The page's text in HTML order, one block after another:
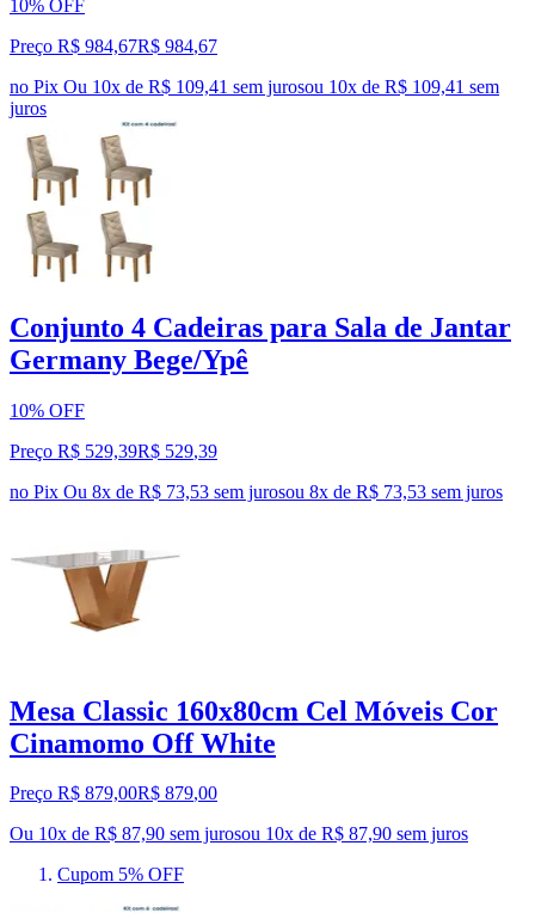
10% OFF
Preço R$ 984,67R$ 984,67
no Pix Ou 10x de R$ 109,41 sem jurosou 10x de R$ 109,41 sem
juros
Conjunto 4 Cadeiras para Sala de Jantar
Germany Bege/Ypê
10% OFF
Preço R$ 529,39R$ 529,39
no Pix Ou 8x de R$ 73,53 sem jurosou 8x de R$ 73,53 sem juros
Mesa Classic 160x80cm Cel Móveis Cor
Cinamomo Off White
Preço R$ 879,00R$ 879,00
Ou 10x de R$ 87,90 sem jurosou 10x de R$ 87,90 sem juros
Cupom 5% OFF